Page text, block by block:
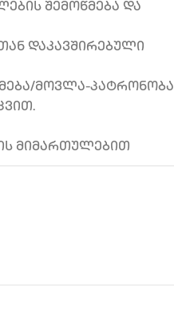
შემოწმება და
დაკავშირებული
მოვლა-პატრონობა
მიმართულებით